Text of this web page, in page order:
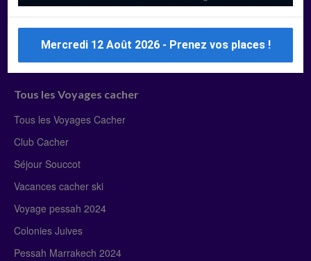
Restaurants cacher à Lyon
Restaurants cacher à Marseille
Restaurants cacher Dubaï
Tous les Voyages cacher
Tous les Voyages Cacher
Club Cacher
Séjour Souccot
Vacances cacher ski
Voyage pessah 2024
Colonies Juives
Pessah Marrakech 2024
Mercredi 12 Août 2026 - Prenez vos places !